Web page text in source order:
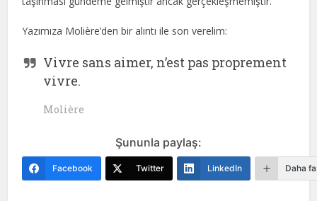
Yazımıza Molière’den bir alıntı ile son verelim:
Vivre sans aimer, n’est pas proprement
vivre.
Molière
Şununla paylaş:
Facebook Twitter LinkedIn Daha